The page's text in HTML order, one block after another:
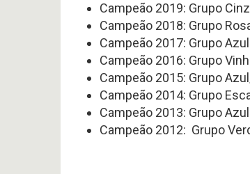
Campeão 2019: Grupo
Campeão 2018: Grupo
Campeão 2017: Grupo
Campeão 2016: Grupo
Campeão 2015: Grupo
Campeão 2014: Grupo
Campeão 2013: Grupo
Campeão 2012: Grupo